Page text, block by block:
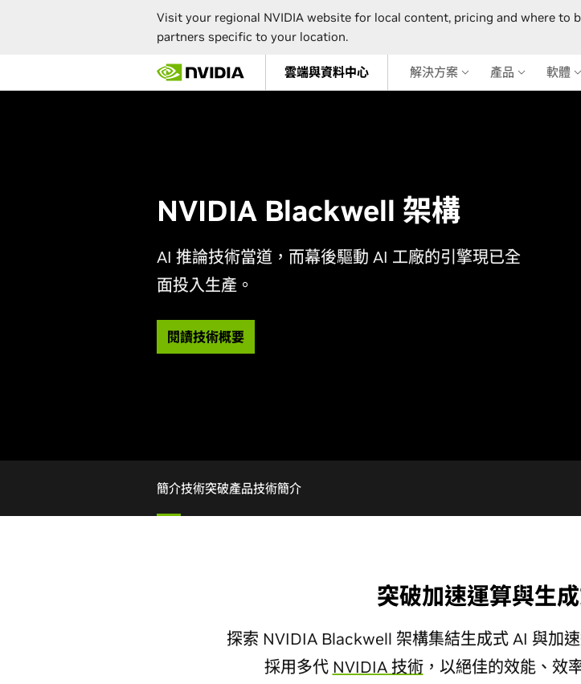
Visit your regional NVIDIA website for local content, pricing and where to
partners specific to your location.
main
雲端與資料中心 解決方案 產品 軟體
NVIDIA Blackwell 架構
AI 推論技術當道，而幕後驅動 AI 工廠的引擎現已全
面投入生產。
閱讀技術概要
簡介技術突破產品技術簡介
突破加速運算與生
探索 NVIDIA Blackwell 架構集結生成式 AI 與加
採用多代 NVIDIA 技術，以絕佳的效能、效